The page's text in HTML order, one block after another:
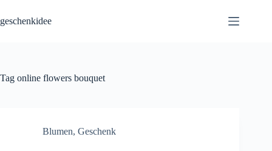
content
geschenkidee
Tag online flowers bouquet
Blumen, Geschenk